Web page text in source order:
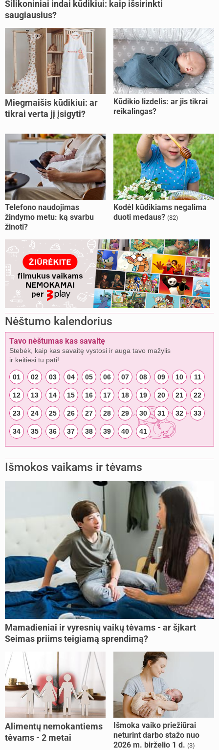
Silikoniniai indai kūdikiui: kaip išsirinkti
saugiausius?
Miegmaišis kūdikiui: ar
tikrai verta jį įsigyti?
Kūdikio lizdelis: ar jis tikrai
reikalingas?
Telefono naudojimas
žindymo metu: ką svarbu
žinoti?
Kodėl kūdikiams negalima
duoti medaus? (82)
Nėštumo kalendorius
Tavo nėštumas kas savaitę
Stebėk, kaip kas savaitę vystosi ir auga tavo mažylis
ir keitiesi tu pati!
01 02 03 04 05 06 07 08 09 10 11
12 13 14 15 16 17 18 19 20 21 22
23 24 25 26 27 28 29 30 31 32 33
34 35 36 37 38 39 40 41
Išmokos vaikams ir tėvams
Mamadieniai ir vyresnių vaikų tėvams - ar šįkart
Seimas priims teigiamą sprendimą?
Alimentų nemokantiems
tėvams - 2 metai
Išmoka vaiko priežiūrai
neturint darbo stažo nuo
2026 m. birželio 1 d. (3)